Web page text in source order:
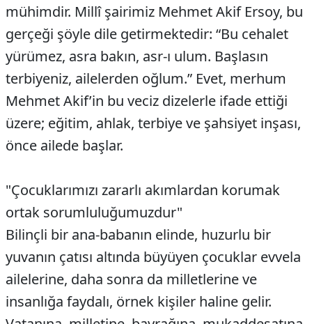
mühimdir. Millî şairimiz Mehmet Akif Ersoy, bu
gerçeği şöyle dile getirmektedir: “Bu cehalet
yürümez, asra bakın, asr-ı ulum. Başlasın
terbiyeniz, ailelerden oğlum.” Evet, merhum
Mehmet Akif’in bu veciz dizelerle ifade ettiği
üzere; eğitim, ahlak, terbiye ve şahsiyet inşası,
önce ailede başlar.
"Çocuklarımızı zararlı akımlardan korumak
ortak sorumluluğumuzdur"
Bilinçli bir ana-babanın elinde, huzurlu bir
yuvanın çatısı altında büyüyen çocuklar evvela
ailelerine, daha sonra da milletlerine ve
insanlığa faydalı, örnek kişiler haline gelir.